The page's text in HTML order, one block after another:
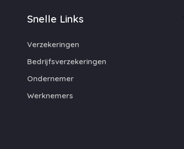
Snelle Links
Verzekeringen
Bedrijfsverzekeringen
Ondernemer
Werknemers